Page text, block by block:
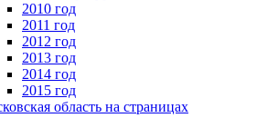
2010 год
2011 год
2012 год
2013 год
2014 год
2015 год
область на страницах